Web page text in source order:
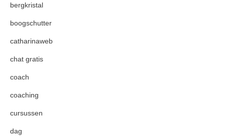
bergkristal
boogschutter
catharinaweb
chat gratis
coach
coaching
cursussen
dag